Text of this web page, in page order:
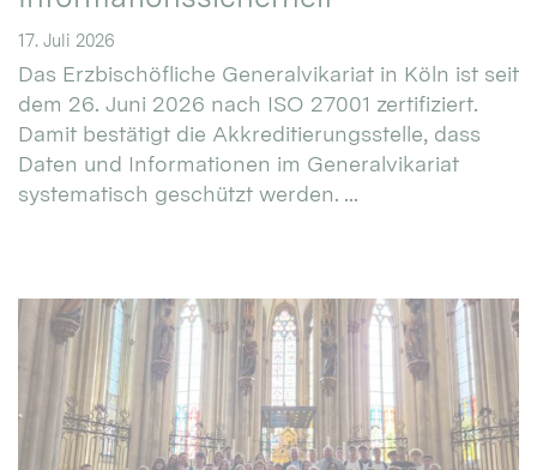
17. Juli 2026
Das Erzbischöfliche Generalvikariat in Köln ist seit
dem 26. Juni 2026 nach ISO 27001 zertifiziert.
Damit bestätigt die Akkreditierungsstelle, dass
Daten und Informationen im Generalvikariat
systematisch geschützt werden. ...